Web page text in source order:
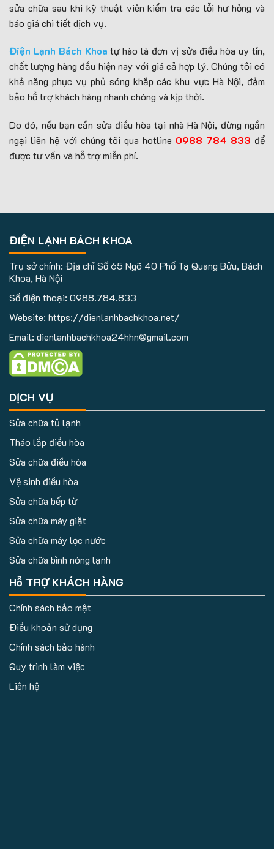
sửa chữa sau khi kỹ thuật viên kiểm tra các lỗi hư hỏng và
báo giá chi tiết dịch vụ.
Điện Lạnh Bách Khoa tự hào là đơn vị sửa điều hòa uy tín,
chất lượng hàng đầu hiện nay với giá cả hợp lý. Chúng tôi có
khả năng phục vụ phủ sóng khắp các khu vực Hà Nội, đảm
bảo hỗ trợ khách hàng nhanh chóng và kịp thời.
Do đó, nếu bạn cần sửa điều hòa tại nhà Hà Nội, đừng ngần
ngại liên hệ với chúng tôi qua hotline 0988 784 833 để
được tư vấn và hỗ trợ miễn phí.
ĐIỆN LẠNH BÁCH KHOA
Trụ sở chính: Địa chỉ Số 65 Ngõ 40 Phố Tạ Quang Bửu, Bách
Khoa, Hà Nội
Số điện thoại: 0988.784.833
Website: https://dienlanhbachkhoa.net/
Email: dienlanhbachkhoa24hhn@gmail.com
DỊCH VỤ
Sửa chữa tủ lạnh
Tháo lắp điều hòa
Sửa chữa điều hòa
Vệ sinh điều hòa
Sửa chữa bếp từ
Sửa chữa máy giặt
Sửa chữa máy lọc nước
Sửa chữa bình nóng lạnh
Hỗ TRỢ KHÁCH HÀNG
Chính sách bảo mật
Điều khoản sử dụng
Chính sách bảo hành
Quy trình làm việc
Liên hệ